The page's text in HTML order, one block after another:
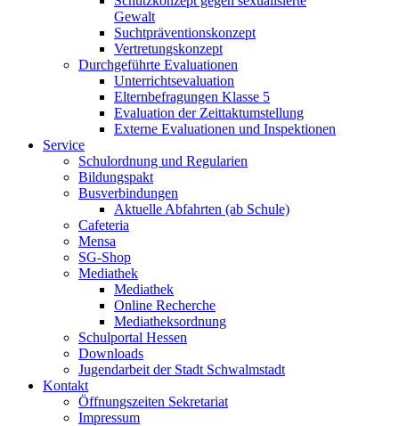
Gewalt
Suchtpräventionskonzept
Vertretungskonzept
Durchgeführte Evaluationen
Unterrichtsevaluation
Elternbefragungen Klasse 5
Evaluation der Zeittaktumstellung
Externe Evaluationen und Inspektionen
Service
Schulordnung und Regularien
Bildungspakt
Busverbindungen
Aktuelle Abfahrten (ab Schule)
Cafeteria
Mensa
SG-Shop
Mediathek
Mediathek
Online Recherche
Mediatheksordnung
Schulportal Hessen
Downloads
Jugendarbeit der Stadt Schwalmstadt
Kontakt
Öffnungszeiten Sekretariat
Impressum